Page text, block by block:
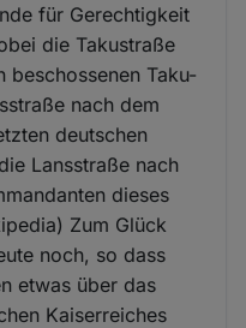
für Gerechtigkeit
die Takustraße
beschossenen Taku-
nach dem
deutschen
Lansstraße nach
dieses
Zum Glück
noch, so dass
etwas über das
Kaiserreiches